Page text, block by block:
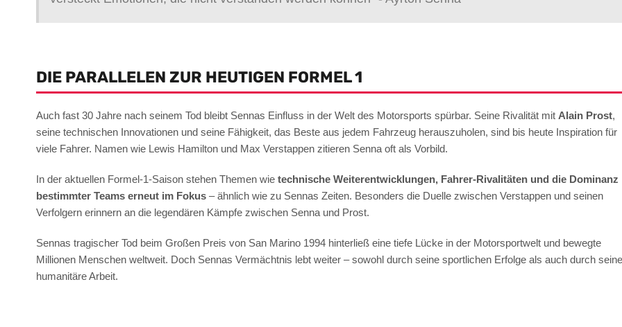
DIE PARALLELEN ZUR HEUTIGEN FORMEL 1
Auch fast 30 Jahre nach seinem Tod bleibt Sennas Einfluss in der Welt des Motorsports spürbar. Seine Rivalität mit Alain Prost,
seine technischen Innovationen und seine Fähigkeit, das Beste aus jedem Fahrzeug herauszuholen, sind bis heute Inspiration für
viele Fahrer. Namen wie Lewis Hamilton und Max Verstappen zitieren Senna oft als Vorbild.
In der aktuellen Formel-1-Saison stehen Themen wie technische Weiterentwicklungen, Fahrer-Rivalitäten und die Dominanz
bestimmter Teams erneut im Fokus – ähnlich wie zu Sennas Zeiten. Besonders die Duelle zwischen Verstappen und seinen
Verfolgern erinnern an die legendären Kämpfe zwischen Senna und Prost.
Sennas tragischer Tod beim Großen Preis von San Marino 1994 hinterließ eine tiefe Lücke in der Motorsportwelt und bewegte
Millionen Menschen weltweit. Doch Sennas Vermächtnis lebt weiter – sowohl durch seine sportlichen Erfolge als auch durch seine
humanitäre Arbeit.